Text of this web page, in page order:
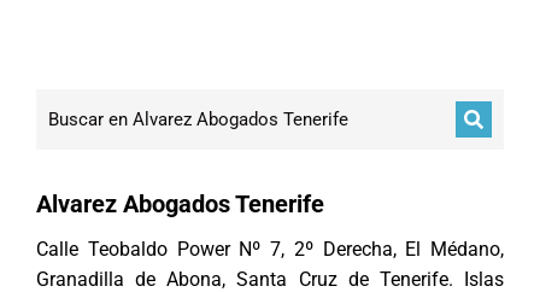
Alvarez Abogados Tenerife
Calle Teobaldo Power Nº 7, 2º Derecha, El Médano,
Granadilla de Abona, Santa Cruz de Tenerife. Islas